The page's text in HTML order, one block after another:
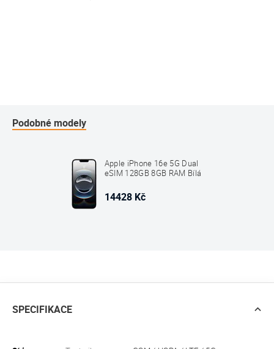
Podobné modely
Apple iPhone 16e 5G Dual
eSIM 128GB 8GB RAM Bílá
14428 Kč
SPECIFIKACE